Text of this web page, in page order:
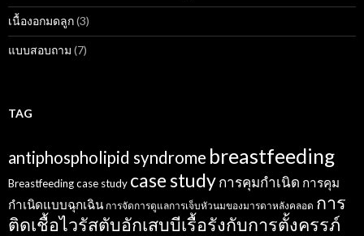
เนื้องอกมดลูก(3)
แบบสอบถาม (7)
TAG
antiphospholipid syndrome breastfeeding
Breastfeeding case study case studyการคุมกำเนิด การคุม
กำเนิดแบบฉุกเฉิน การจัดการดูแลการเจ็บหัวนมของมารดาหลังคลอด การ
ติดเชื้อไวรัสตับอักเสบบีเรื้อรังกับการตั้งครรภ์